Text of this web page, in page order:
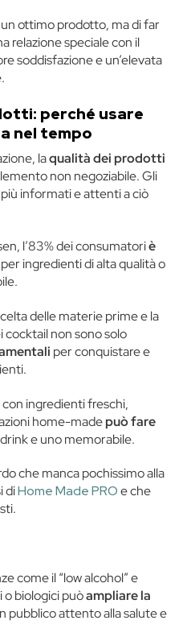
ottimo prodotto, ma di far
relazione speciale con il
soddisfazione e un’elevata
perché usare
nel tempo
laqualità dei prodotti
non negoziabile. Gli
informati e attenti a ciò
l’83% dei consumatoriè
per ingredienti di alta qualità o
delle materie prime e la
cocktail non sono solo
per conquistare e
ingredienti freschi,
home-madepuò fare
e uno memorabile.
che manca pochissimo alla
diHome Made PROe che
come il “low alcohol” e
o biologici puòampliare la
pubblico attento alla salute e